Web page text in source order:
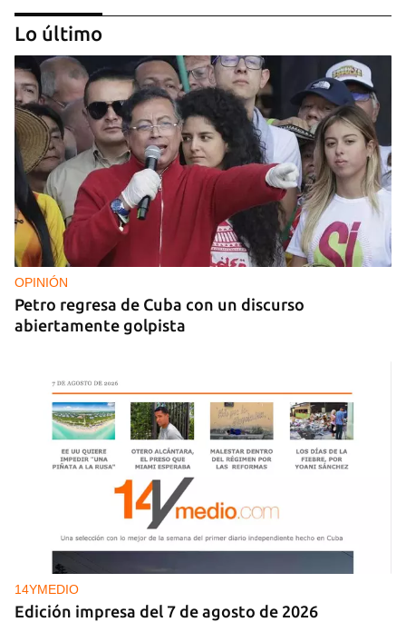
FOTO DEL DÍA
Lluvia para beber, agua contaminada para el día a
día
Lo último
OPINIÓN
Petro regresa de Cuba con un discurso
abiertamente golpista
14YMEDIO
Edición impresa del 7 de agosto de 2026